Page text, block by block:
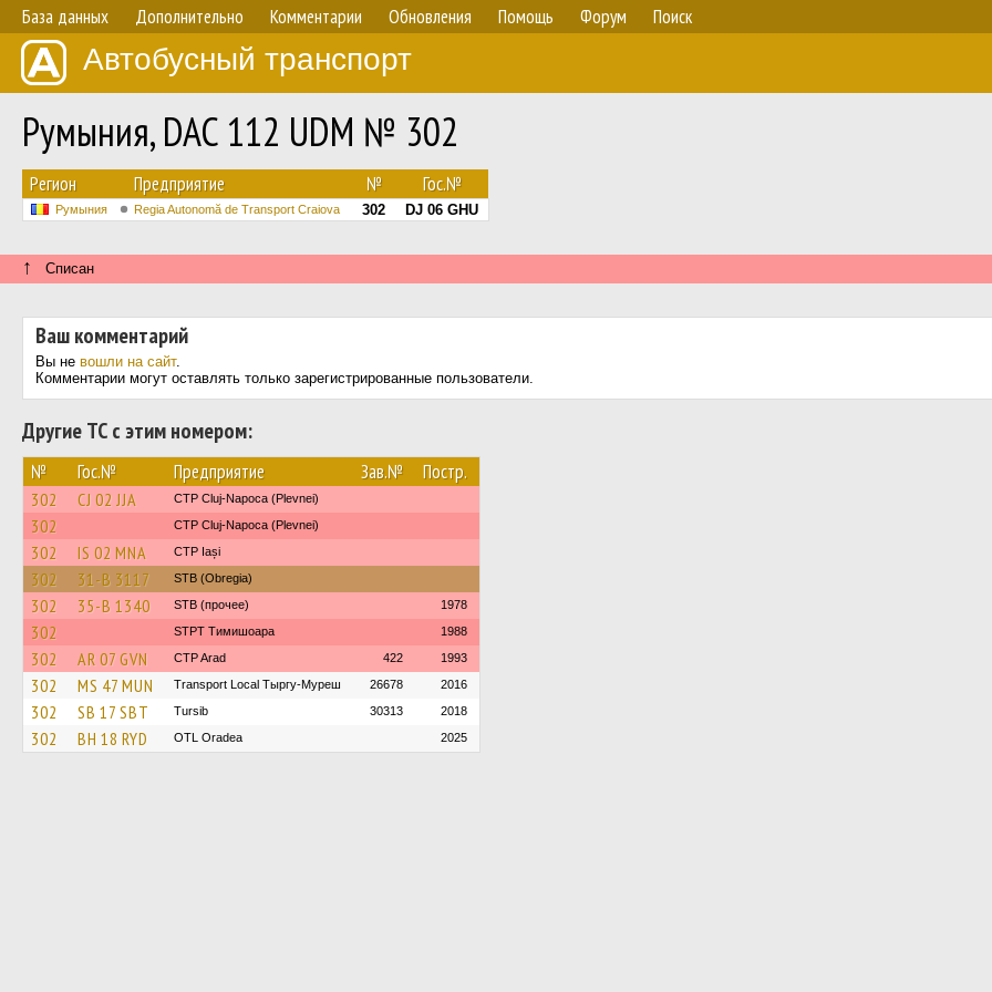
База данных Дополнительно Комментарии Обновления Помощь Форум Поиск
Автобусный транспорт
Румыния, DAC 112 UDM № 302
Регион Предприятие № Гос.№
Румыния Regia Autonomă de Transport Craiova 302 DJ 06 GHU
↑ Списан
Ваш комментарий
Вы не вошли на сайт.
Комментарии могут оставлять только зарегистрированные пользователи.
Другие ТС с этим номером:
№ Гос.№ Предприятие Зав.№ Постр.
302 CJ 02 JJA CTP Cluj-Napoca (Plevnei)
302 CTP Cluj-Napoca (Plevnei)
302 IS 02 MNA CTP Iași
302 31-B 3117 STB (Obregia)
302 35-B 1340 STB (прочее) 1978
302 STPT Тимишоара 1988
302 AR 07 GVN CTP Arad 422 1993
302 MS 47 MUN Transport Local Тыргу-Муреш 26678 2016
302 SB 17 SBT Tursib 30313 2018
302 BH 18 RYD OTL Oradea 2025